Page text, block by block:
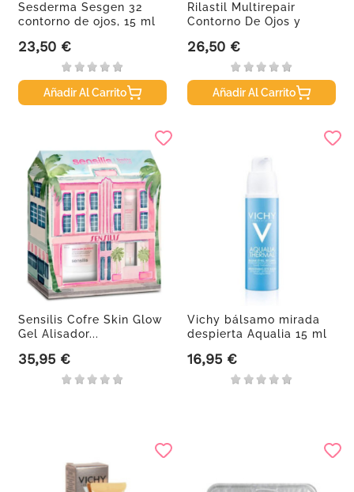
Sesderma Sesgen 32
contorno de ojos, 15 ml
Precio
23,50 €
Añadir Al Carrito
Rilastil Multirepair
Contorno De Ojos y
Precio
26,50 €
Añadir Al Carrito
Sensilis Cofre Skin Glow
Gel Alisador...
Precio
35,95 €
Vichy bálsamo mirada
despierta Aqualia 15 ml
Precio
16,95 €